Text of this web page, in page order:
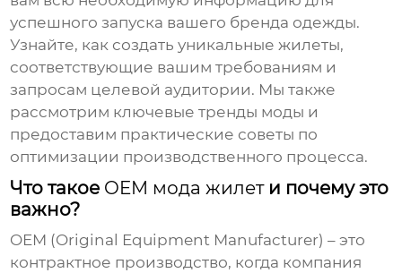
успешного запуска вашего бренда одежды.
Узнайте, как создать уникальные жилеты,
соответствующие вашим требованиям и
запросам целевой аудитории. Мы также
рассмотрим ключевые тренды моды и
предоставим практические советы по
оптимизации производственного процесса.
Что такое OEM мода жилети почему это
важно?
OEM (Original Equipment Manufacturer) – это
контрактное производство, когда компания